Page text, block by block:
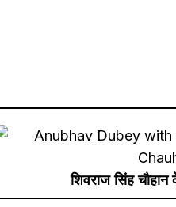
शिवराज सिंह